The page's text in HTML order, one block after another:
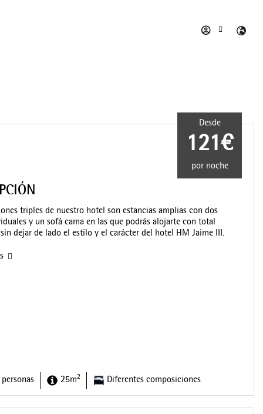
25m2 Diferentes composiciones
Desde
121€
por noche
triples de nuestro hotel son estancias amplias con dos
y un sofá cama en las que podrás alojarte con total
dejar de lado el estilo y el carácter del hotel HM Jaime III.